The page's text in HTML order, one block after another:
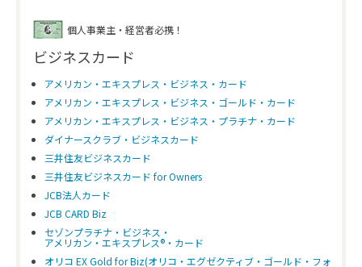
個人事業主・経営者必携！
ビジネスカード
アメリカン・エキスプレス・ビジネス・カード
アメリカン・エキスプレス・ビジネス・ゴールド・カード
アメリカン・エキスプレス・ビジネス・プラチナ・カード
ダイナースクラブ・ビジネスカード
三井住友ビジネスカード
三井住友ビジネスカード for Owners
JCB法人カード
JCB CARD Biz
セゾンプラチナ・ビジネス・
アメリカン・エキスプレス®・カード
オリコ EX Gold for Biz(オリコ・エグゼクティブ・ゴールド・フォ